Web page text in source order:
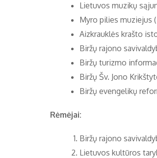
Lietuvos muzikų
Myro pilies muziejus
Aizkrauklės krašto
Biržų rajono
Biržų turizmo
Biržų Šv. Jono
Biržų evengelikų
Rėmėjai:
Biržų rajono
Lietuvos kultūros